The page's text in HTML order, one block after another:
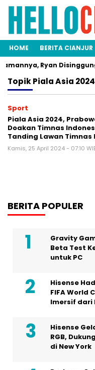
HOME BERITA CIANJUR
Ryan
TopikPiala Asia 2024
Sport
Piala Asia 2024,
Doakan Timnas
Tanding Lawan Timnas
Kamis, 25 April 2024 - 07:10
BERITA POPULER
Gravity
Beta Test
untuk PC
Hisense
FIFA World
Imersif dari
Hisense
RGB,
di New York